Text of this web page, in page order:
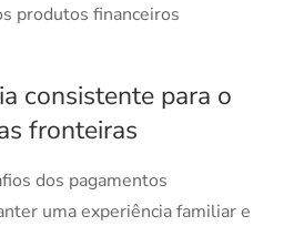
produtos financeiros
consistente para o
fronteiras
dos pagamentos
uma experiência familiar e